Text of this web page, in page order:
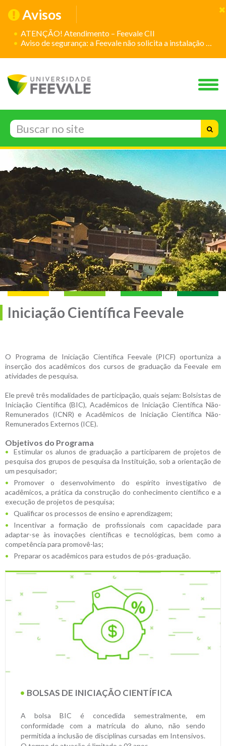
Avisos
ATENÇÃO! Atendimento – Feevale CII
Aviso de segurança: a Feevale não solicita a instalação de aplicativos
Iniciação Científica Feevale
O Programa de Iniciação Científica Feevale (PICF) oportuniza a
inserção dos acadêmicos dos cursos de graduação da Feevale em
atividades de pesquisa.
Ele prevê três modalidades de participação, quais sejam: Bolsistas de
Iniciação Científica (BIC), Acadêmicos de Iniciação Científica Não-
Remunerados (ICNR) e Acadêmicos de Iniciação Científica Não-
Remunerados Externos (ICE).
Objetivos do Programa
Estimular os alunos de graduação a participarem de projetos de
pesquisa dos grupos de pesquisa da Instituição, sob a orientação de
um pesquisador;
Promover o desenvolvimento do espírito investigativo de
acadêmicos, a prática da construção do conhecimento científico e a
execução de projetos de pesquisa;
Qualificar os processos de ensino e aprendizagem;
Incentivar a formação de profissionais com capacidade para
adaptar-se às inovações científicas e tecnológicas, bem como a
competência para promovê-las;
Preparar os acadêmicos para estudos de pós-graduação.
BOLSAS DE INICIAÇÃO CIENTÍFICA
A bolsa BIC é concedida semestralmente, em
conformidade com a matrícula do aluno, não sendo
permitida a inclusão de disciplinas cursadas em Intensivos.